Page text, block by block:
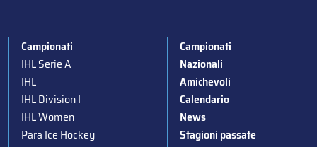
Campionati
IHL Serie A
IHL
IHL Division I
IHL Women
Para Ice Hockey
Campionati
Nazionali
Amichevoli
Calendario
News
Stagioni passate